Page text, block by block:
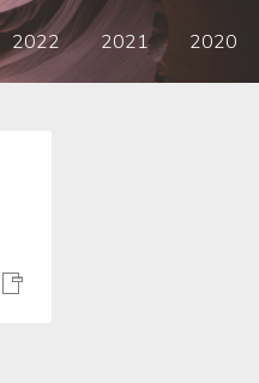
2022 2021 2020